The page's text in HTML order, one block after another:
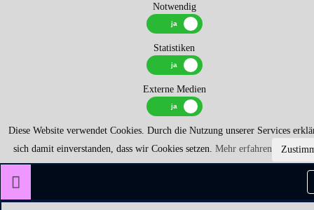
Notwendig
Statistiken
Externe Medien
Diese Website verwendet Cookies. Durch die Nutzung unserer Services
sich damit einverstanden, dass wir Cookies setzen. Mehr erfahren